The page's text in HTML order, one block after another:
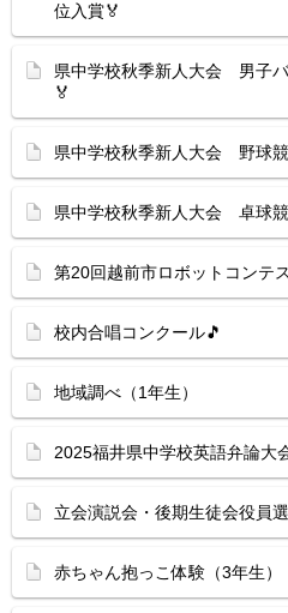
位入賞🏅
県中学校秋季新人大会 男子
🏅
県中学校秋季新人大会 野
県中学校秋季新人大会 卓
第20回越前市ロボットコンテ
校内合唱コンクール🎵
地域調べ（1年生）
2025福井県中学校英語弁論大
立会演説会・後期生徒会役員
赤ちゃん抱っこ体験（3年生）